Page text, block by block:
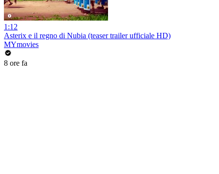
1:12
Asterix e il regno di Nubia (teaser trailer ufficiale HD)
MYmovies
8 ore fa